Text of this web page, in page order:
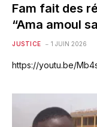
Fam fait des
“Ama amoul
JUSTICE 1 JUIN 2026
https://youtu.be/